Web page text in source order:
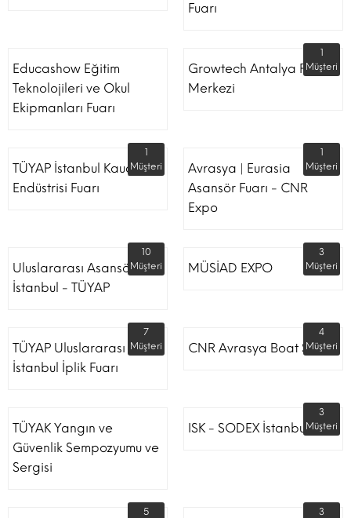
Fuarı
Educashow Eğitim
Teknolojileri ve Okul
Ekipmanları Fuarı
Growtech Antalya Fuar
Merkezi
1
Müşteri
TÜYAP İstanbul Kauçuk
Endüstrisi Fuarı
1
Müşteri
Avrasya | Eurasia
Asansör Fuarı - CNR
Expo
1
Müşteri
Uluslararası Asansör
İstanbul - TÜYAP
10
Müşteri
MÜSİAD EXPO
3
Müşteri
TÜYAP Uluslararası
İstanbul İplik Fuarı
7
Müşteri
CNR Avrasya Boat Show
4
Müşteri
TÜYAK Yangın ve
Güvenlik Sempozyumu ve
Sergisi
ISK - SODEX İstanbul
3
Müşteri
5
3